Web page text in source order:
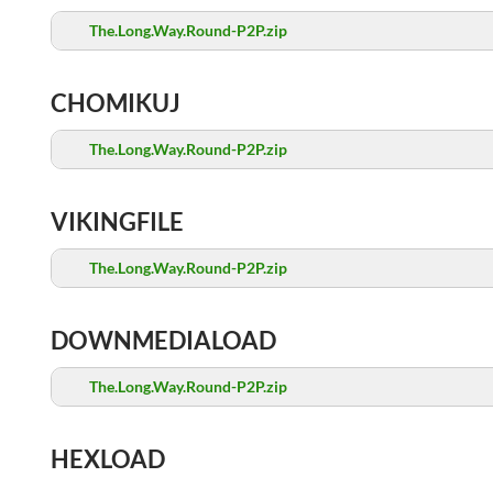
The.Long.Way.Round-P2P.zip
CHOMIKUJ
The.Long.Way.Round-P2P.zip
VIKINGFILE
The.Long.Way.Round-P2P.zip
DOWNMEDIALOAD
The.Long.Way.Round-P2P.zip
HEXLOAD